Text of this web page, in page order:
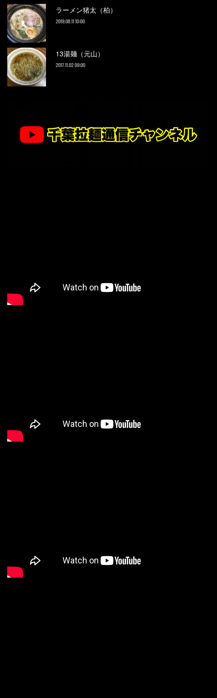
ラーメン猪太（柏）
2019.08.11 10:00
13湯麺（元山）
2017.11.02 09:00